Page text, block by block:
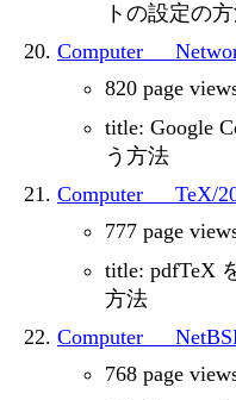
トの設定の
820 page
title: Google
う方法
Computer___TeX/
777 page
title: pdfTeX
方法
768 page